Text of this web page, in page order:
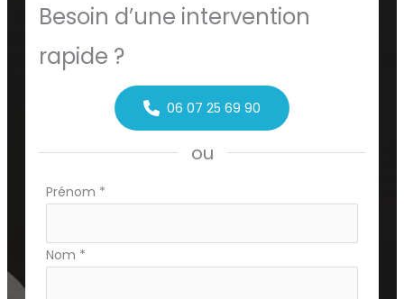
Besoin d’une intervention
rapide ?
06 07 25 69 90
ou
Formulaire
téléphone
Prénom *
Nom *